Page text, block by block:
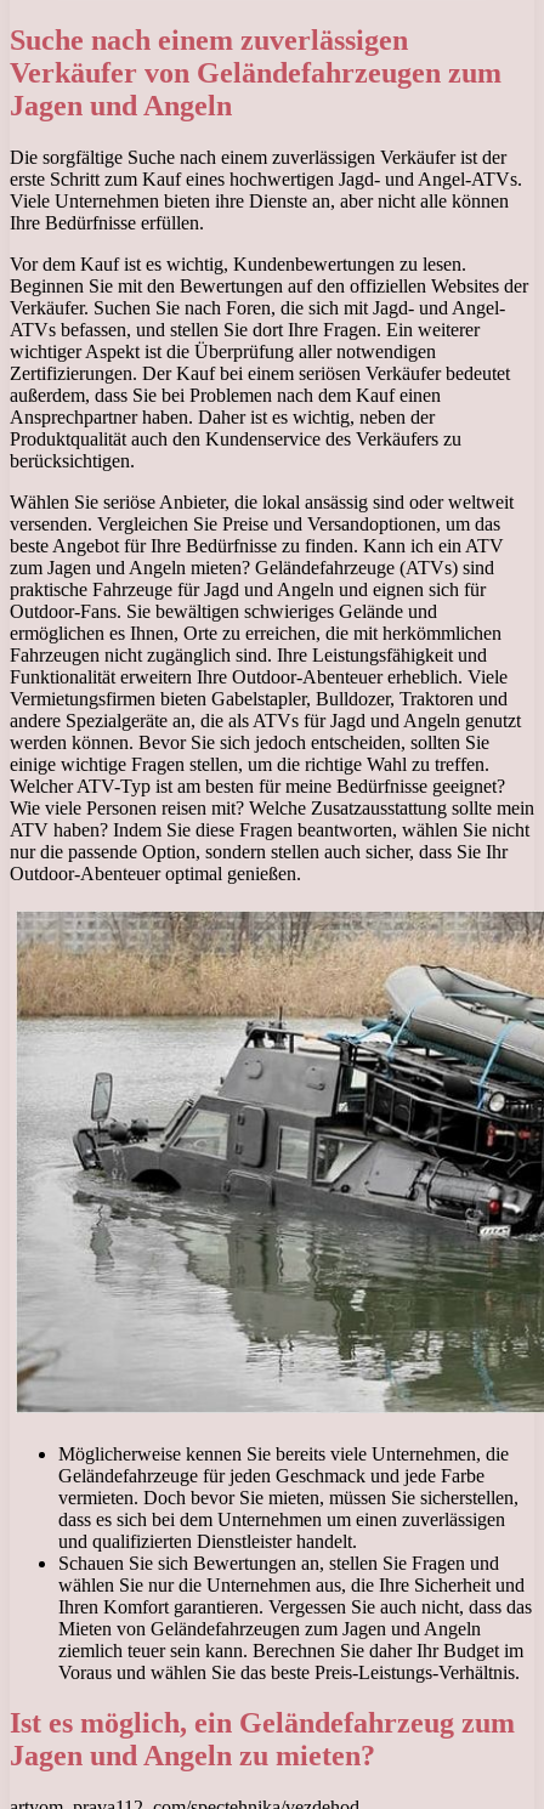
Suche nach einem zuverlässigen
Verkäufer von Geländefahrzeugen zum
Jagen und Angeln
Die sorgfältige Suche nach einem zuverlässigen Verkäufer ist der
erste Schritt zum Kauf eines hochwertigen Jagd- und Angel-ATVs.
Viele Unternehmen bieten ihre Dienste an, aber nicht alle können
Ihre Bedürfnisse erfüllen.
Vor dem Kauf ist es wichtig, Kundenbewertungen zu lesen.
Beginnen Sie mit den Bewertungen auf den offiziellen Websites der
Verkäufer. Suchen Sie nach Foren, die sich mit Jagd- und Angel-
ATVs befassen, und stellen Sie dort Ihre Fragen. Ein weiterer
wichtiger Aspekt ist die Überprüfung aller notwendigen
Zertifizierungen. Der Kauf bei einem seriösen Verkäufer bedeutet
außerdem, dass Sie bei Problemen nach dem Kauf einen
Ansprechpartner haben. Daher ist es wichtig, neben der
Produktqualität auch den Kundenservice des Verkäufers zu
berücksichtigen.
Wählen Sie seriöse Anbieter, die lokal ansässig sind oder weltweit
versenden. Vergleichen Sie Preise und Versandoptionen, um das
beste Angebot für Ihre Bedürfnisse zu finden. Kann ich ein ATV
zum Jagen und Angeln mieten? Geländefahrzeuge (ATVs) sind
praktische Fahrzeuge für Jagd und Angeln und eignen sich für
Outdoor-Fans. Sie bewältigen schwieriges Gelände und
ermöglichen es Ihnen, Orte zu erreichen, die mit herkömmlichen
Fahrzeugen nicht zugänglich sind. Ihre Leistungsfähigkeit und
Funktionalität erweitern Ihre Outdoor-Abenteuer erheblich. Viele
Vermietungsfirmen bieten Gabelstapler, Bulldozer, Traktoren und
andere Spezialgeräte an, die als ATVs für Jagd und Angeln genutzt
werden können. Bevor Sie sich jedoch entscheiden, sollten Sie
einige wichtige Fragen stellen, um die richtige Wahl zu treffen.
Welcher ATV-Typ ist am besten für meine Bedürfnisse geeignet?
Wie viele Personen reisen mit? Welche Zusatzausstattung sollte mein
ATV haben? Indem Sie diese Fragen beantworten, wählen Sie nicht
nur die passende Option, sondern stellen auch sicher, dass Sie Ihr
Outdoor-Abenteuer optimal genießen.
Möglicherweise kennen Sie bereits viele Unternehmen, die
Geländefahrzeuge für jeden Geschmack und jede Farbe
vermieten. Doch bevor Sie mieten, müssen Sie sicherstellen,
dass es sich bei dem Unternehmen um einen zuverlässigen
und qualifizierten Dienstleister handelt.
Schauen Sie sich Bewertungen an, stellen Sie Fragen und
wählen Sie nur die Unternehmen aus, die Ihre Sicherheit und
Ihren Komfort garantieren. Vergessen Sie auch nicht, dass das
Mieten von Geländefahrzeugen zum Jagen und Angeln
ziemlich teuer sein kann. Berechnen Sie daher Ihr Budget im
Voraus und wählen Sie das beste Preis-Leistungs-Verhältnis.
Ist es möglich, ein Geländefahrzeug zum
Jagen und Angeln zu mieten?